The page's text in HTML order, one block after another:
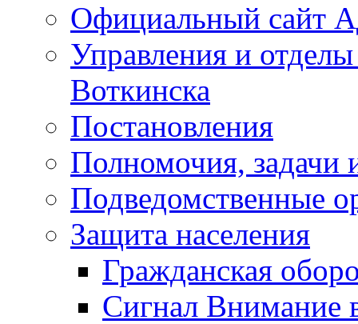
Официальный сайт
Управления и
Воткинска
Постановления
Полномочия, задачи
Подведомственные
Защита населения
Гражданская
Сигнал Внимание